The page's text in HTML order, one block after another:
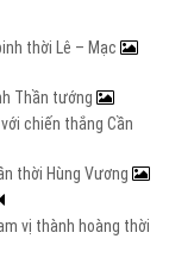
thời Lê – Mạc
Thần tướng
chiến thắng Cần
thời Hùng Vương
vị thành hoàng thời